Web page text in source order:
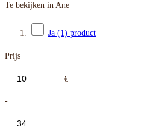
Te bekijken in Ane
Ja (1) product
Prijs
€
-